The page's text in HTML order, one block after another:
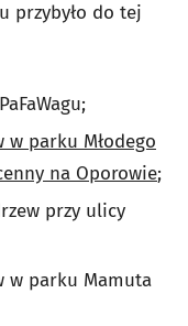
przybyło do tej
w parku Młodego
na Oporowie;
przy ulicy
w parku Mamuta